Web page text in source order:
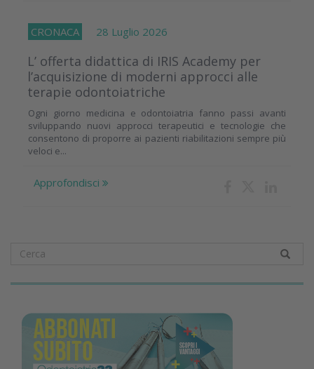
CRONACA 28 Luglio 2026
L’ offerta didattica di IRIS Academy per
l’acquisizione di moderni approcci alle
terapie odontoiatriche
Ogni giorno medicina e odontoiatria fanno passi avanti
sviluppando nuovi approcci terapeutici e tecnologie che
consentono di proporre ai pazienti riabilitazioni sempre più
veloci e...
Approfondisci